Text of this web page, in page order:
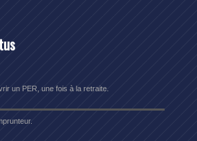
un PER, une fois à la retraite.